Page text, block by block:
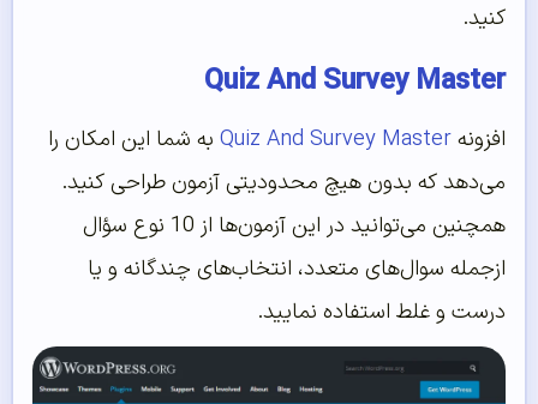
کنید.
Quiz And Survey Master
افزونهQuiz And Survey Master به شما این امکان را
می‌دهد که بدون هیچ محدودیتی آزمون طراحی کنید.
همچنین می‌توانید در این آزمون‌ها از 10 نوع سؤال
ازجمله سوال‌های متعدد، انتخاب‌های چندگانه و یا
درست و غلط استفاده نمایید.